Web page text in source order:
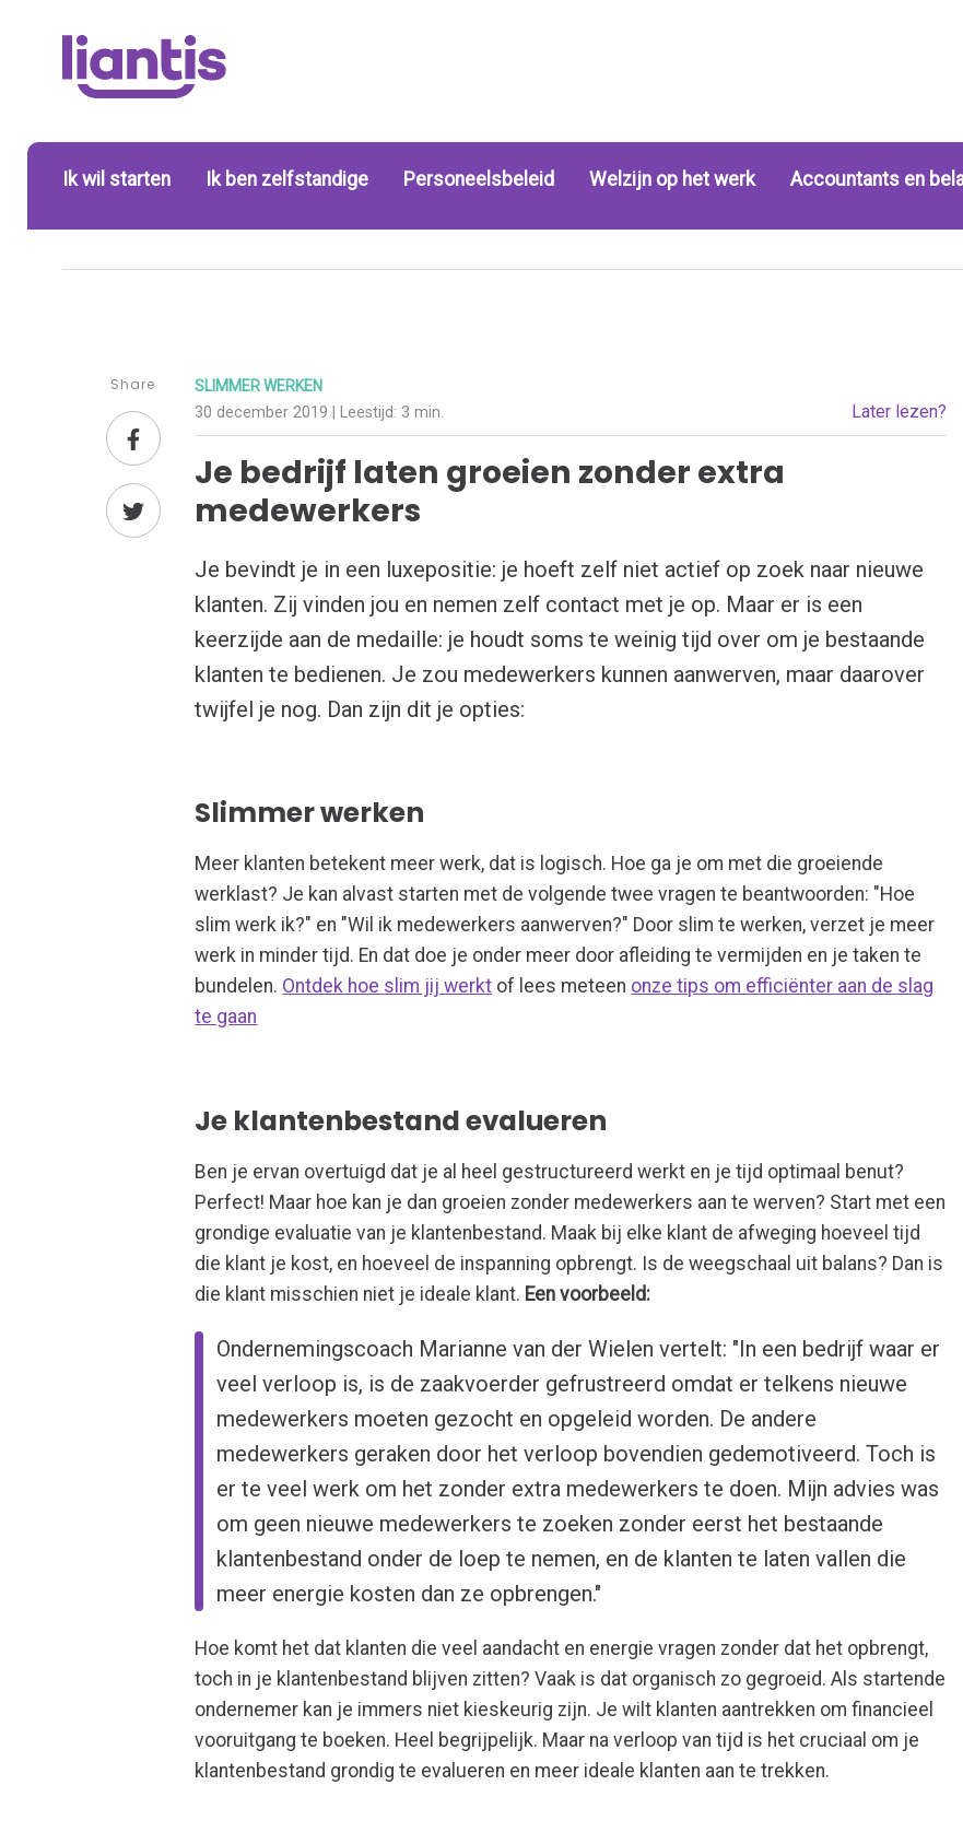
Ik wil starten Ik ben zelfstandige Personeelsbeleid Welzijn op het werk Accountants en
Share SLIMMER WERKEN
30 december 2019 | Leestijd: 3 min. Later lezen?
Je bedrijf laten groeien zonder extra
medewerkers
Je bevindt je in een luxepositie: je hoeft zelf niet actief op zoek naar nieuwe
klanten. Zij vinden jou en nemen zelf contact met je op. Maar er is een
keerzijde aan de medaille: je houdt soms te weinig tijd over om je bestaande
klanten te bedienen. Je zou medewerkers kunnen aanwerven, maar daarover
twijfel je nog. Dan zijn dit je opties:
Slimmer werken
Meer klanten betekent meer werk, dat is logisch. Hoe ga je om met die groeiende
werklast? Je kan alvast starten met de volgende twee vragen te beantwoorden: "Hoe
slim werk ik?" en "Wil ik medewerkers aanwerven?" Door slim te werken, verzet je meer
werk in minder tijd. En dat doe je onder meer door afleiding te vermijden en je taken te
bundelen. Ontdek hoe slim jij werkt of lees meteen onze tips om efficiënter aan de slag
te gaan
Je klantenbestand evalueren
Ben je ervan overtuigd dat je al heel gestructureerd werkt en je tijd optimaal benut?
Perfect! Maar hoe kan je dan groeien zonder medewerkers aan te werven? Start met een
grondige evaluatie van je klantenbestand. Maak bij elke klant de afweging hoeveel tijd
die klant je kost, en hoeveel de inspanning opbrengt. Is de weegschaal uit balans? Dan is
die klant misschien niet je ideale klant. Een voorbeeld:
Ondernemingscoach Marianne van der Wielen vertelt: "In een bedrijf waar er
veel verloop is, is de zaakvoerder gefrustreerd omdat er telkens nieuwe
medewerkers moeten gezocht en opgeleid worden. De andere
medewerkers geraken door het verloop bovendien gedemotiveerd. Toch is
er te veel werk om het zonder extra medewerkers te doen. Mijn advies was
om geen nieuwe medewerkers te zoeken zonder eerst het bestaande
klantenbestand onder de loep te nemen, en de klanten te laten vallen die
meer energie kosten dan ze opbrengen."
Hoe komt het dat klanten die veel aandacht en energie vragen zonder dat het opbrengt,
toch in je klantenbestand blijven zitten? Vaak is dat organisch zo gegroeid. Als startende
ondernemer kan je immers niet kieskeurig zijn. Je wilt klanten aantrekken om financieel
vooruitgang te boeken. Heel begrijpelijk. Maar na verloop van tijd is het cruciaal om je
klantenbestand grondig te evalueren en meer ideale klanten aan te trekken.